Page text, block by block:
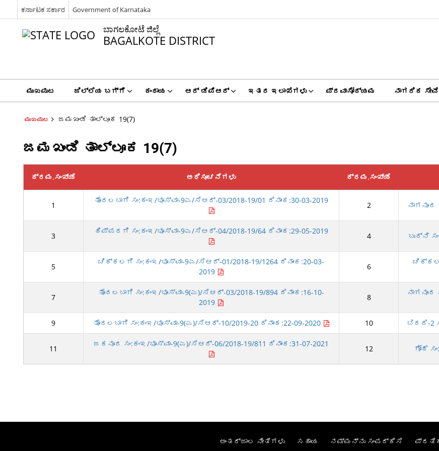
ಕರ್ನಾಟಕ ಸರ್ಕಾರ Government of Karnataka
ಬಾಗಲಕೋಟೆ ಜಿಲ್ಲೆ
BAGALKOTE DISTRICT
ಮುಖಪುಟ ಜಿಲ್ಲೆಯ ಬಗ್ಗೆ ಕಂದಾಯ ಆರ್ ಡಿಪಿಆರ್ ಇತರ ಇಲಾಖೆಗಳು ಪ್ರವಾಸೋದ್ಯಮ ನಾಗರಿಕ
ಮುಖಪುಟ ಜಮಖಂಡಿ ತಾಲ್ಲೂಕ 19(7)
ಜಮಖಂಡಿ ತಾಲ್ಲೂಕ 19(7)
ಕ್ರಮ.ಸಂಖ್ಯೆ ಅಧಿಸೂಚನೆಗಳು ಕ್ರಮ.ಸಂಖ್ಯೆ
1
ತೊದಲಬಾಗಿ ಸಂ:ಕಂಇ/ಭೂಸ್ವಾ-9ಎ/ಸಿಆರ್-03/2018-19/01 ದಿನಾಂಕ:30-03-2019
2 ನಾಗನೂರ
3
ಹಿಪ್ಪರಗಿ ಸಂ:ಕಂಇ/ಭೂಸ್ವಾ-9ಎ/ಸಿಆರ್-04/2018-19/64 ದಿನಾಂಕ:29-05-2019
4 ಬುದ್ನಿ
5
ಚಿಕ್ಕಲಗಿ ಸಂ:ಕಂಇ/ಭೂಸ್ವಾ-9ಎ/ಸಿಆರ್-01/2018-19/1264 ದಿನಾಂಕ:20-03-
2019
6
ಚಿಕ್ಕಲಗಿ
7
ತೊದಲಬಾಗಿ ಸಂ:ಕಂಇ/ಭೂಸ್ವಾ-9(ಎ)/ಸಿಆರ್-03/2018-19/894 ದಿನಾಂಕ:16-10-
2019
8
ನಾಗನೂರ
9 ತೊದಲಬಾಗಿ ಸಂ:ಕಂಇ/ಭೂಸ್ವಾ-9(ಎ)/ಸಿಆರ್-10/2019-20 ದಿನಾಂಕ:22-09-2020 10 ಬಿದರಿ-2
11
ಜಕನೂರ ಸಂ:ಕಂಇ/ಭೂಸ್ವಾ-9(ಎ)/ಸಿಆರ್-06/2018-19/811 ದಿನಾಂಕ:31-07-2021
12 ಗೋಠೆ
ಅಂತರ್ಜಾಲ ನೀತಿಗಳು ಸಹಾಯ ನಮ್ಮನ್ನು ಸಂಪರ್ಕಿಸಿ